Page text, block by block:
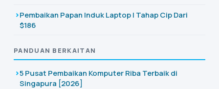
Pembaikan Papan Induk Laptop | Tahap Cip Dari
$186
PANDUAN BERKAITAN
5 Pusat Pembaikan Komputer Riba Terbaik di
Singapura [2026]